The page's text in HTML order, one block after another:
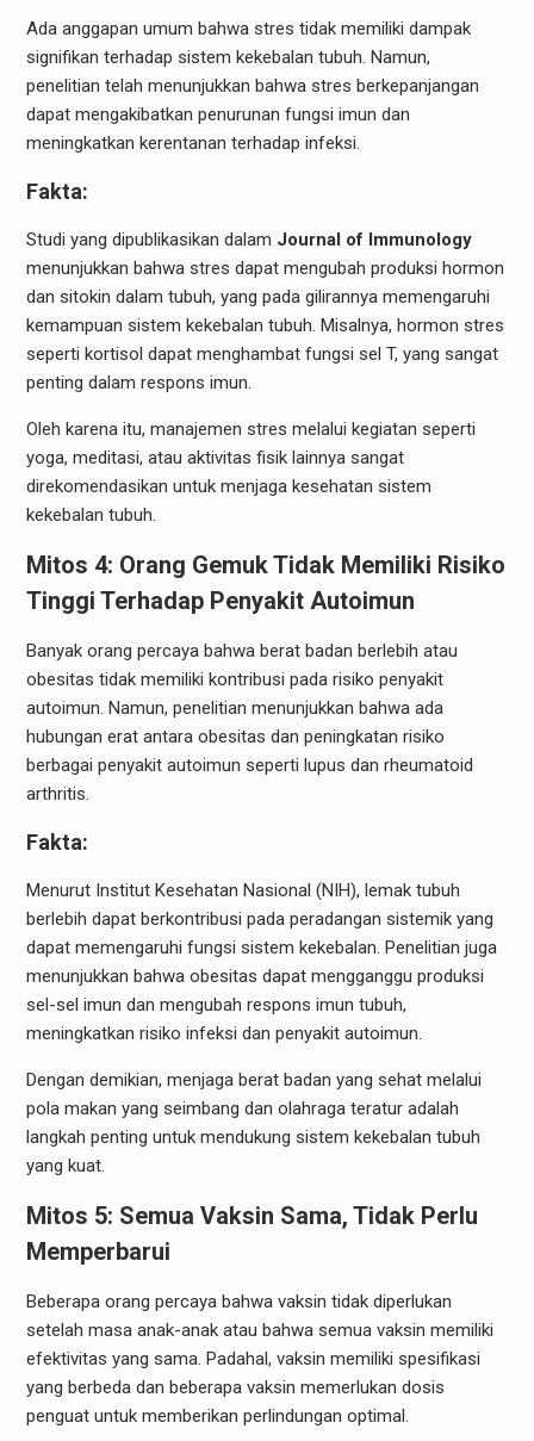
Ada anggapan umum bahwa stres tidak memiliki dampak
signifikan terhadap sistem kekebalan tubuh. Namun,
penelitian telah menunjukkan bahwa stres berkepanjangan
dapat mengakibatkan penurunan fungsi imun dan
meningkatkan kerentanan terhadap infeksi.
Fakta:
Studi yang dipublikasikan dalam Journal of Immunology
menunjukkan bahwa stres dapat mengubah produksi hormon
dan sitokin dalam tubuh, yang pada gilirannya memengaruhi
kemampuan sistem kekebalan tubuh. Misalnya, hormon stres
seperti kortisol dapat menghambat fungsi sel T, yang sangat
penting dalam respons imun.
Oleh karena itu, manajemen stres melalui kegiatan seperti
yoga, meditasi, atau aktivitas fisik lainnya sangat
direkomendasikan untuk menjaga kesehatan sistem
kekebalan tubuh.
Mitos 4: Orang Gemuk Tidak Memiliki Risiko
Tinggi Terhadap Penyakit Autoimun
Banyak orang percaya bahwa berat badan berlebih atau
obesitas tidak memiliki kontribusi pada risiko penyakit
autoimun. Namun, penelitian menunjukkan bahwa ada
hubungan erat antara obesitas dan peningkatan risiko
berbagai penyakit autoimun seperti lupus dan rheumatoid
arthritis.
Fakta:
Menurut Institut Kesehatan Nasional (NIH), lemak tubuh
berlebih dapat berkontribusi pada peradangan sistemik yang
dapat memengaruhi fungsi sistem kekebalan. Penelitian juga
menunjukkan bahwa obesitas dapat mengganggu produksi
sel-sel imun dan mengubah respons imun tubuh,
meningkatkan risiko infeksi dan penyakit autoimun.
Dengan demikian, menjaga berat badan yang sehat melalui
pola makan yang seimbang dan olahraga teratur adalah
langkah penting untuk mendukung sistem kekebalan tubuh
yang kuat.
Mitos 5: Semua Vaksin Sama, Tidak Perlu
Memperbarui
Beberapa orang percaya bahwa vaksin tidak diperlukan
setelah masa anak-anak atau bahwa semua vaksin memiliki
efektivitas yang sama. Padahal, vaksin memiliki spesifikasi
yang berbeda dan beberapa vaksin memerlukan dosis
penguat untuk memberikan perlindungan optimal.